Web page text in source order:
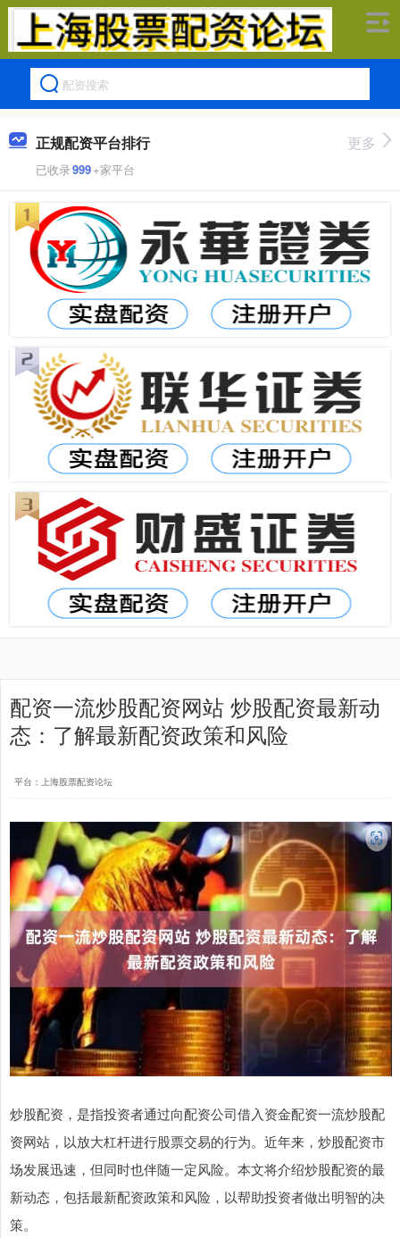
正规配资平台排行
已收录999+家平台
更多
配资一流炒股配资网站 炒股配资最新动
态：了解最新配资政策和风险
平台：上海股票配资论坛
炒股配资，是指投资者通过向配资公司借入资金配资一流炒股配
资网站，以放大杠杆进行股票交易的行为。近年来，炒股配资市
场发展迅速，但同时也伴随一定风险。本文将介绍炒股配资的最
新动态，包括最新配资政策和风险，以帮助投资者做出明智的决
策。